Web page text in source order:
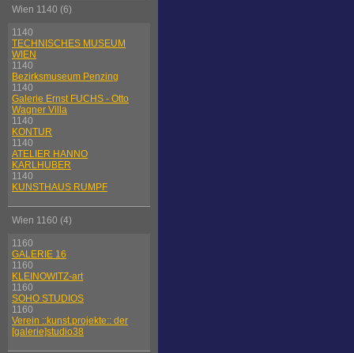
Wien 1140 (6)
1140
TECHNISCHES MUSEUM
WIEN
1140
Bezirksmuseum Penzing
1140
Galerie Ernst FUCHS - Otto
Wagner Villa
1140
KONTUR
1140
ATELIER HANNO
KARLHUBER
1140
KUNSTHAUS RUMPF
Wien 1160 (4)
1160
GALERIE 16
1160
KLEINOWITZ-art
1160
SOHO STUDIOS
1160
Verein ::kunst.projekte:: der
[galerie]studio38